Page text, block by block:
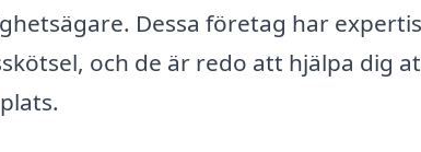
Dessa företag har
och de är redo att hjälpa dig